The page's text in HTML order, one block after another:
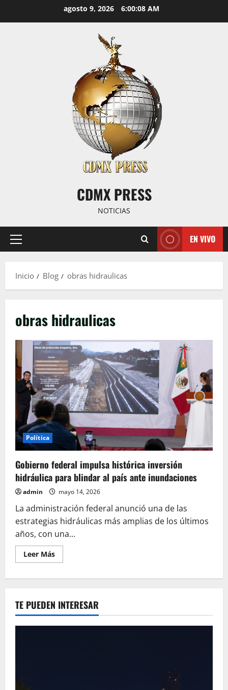
agosto 9, 2026 6:00:08 AM
CDMX PRESS
NOTICIAS
Menú
EN VIVO
Inicio Blog obras hidraulicas
obras hidraulicas
Política
Gobierno federal impulsa histórica inversión
hidráulica para blindar al país ante inundaciones
admin mayo 14, 2026
La administración federal anunció una de las
estrategias hidráulicas más amplias de los últimos
años, con una...
Leer MásLeer
más
histórica
inversión
hidráulica
para
TE PUEDEN INTERESAR